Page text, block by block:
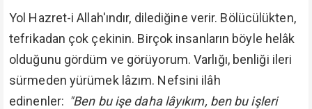
Yol Hazret-i Allah'ındır, dilediğine verir. Bölücülükten,
tefrikadan çok çekinin. Birçok insanların böyle helâk
olduğunu gördüm ve görüyorum. Varlığı, benliği ileri
sürmeden yürümek lâzım. Nefsini ilâh
edinenler: "Ben bu işe daha lâyıkım, ben bu işleri